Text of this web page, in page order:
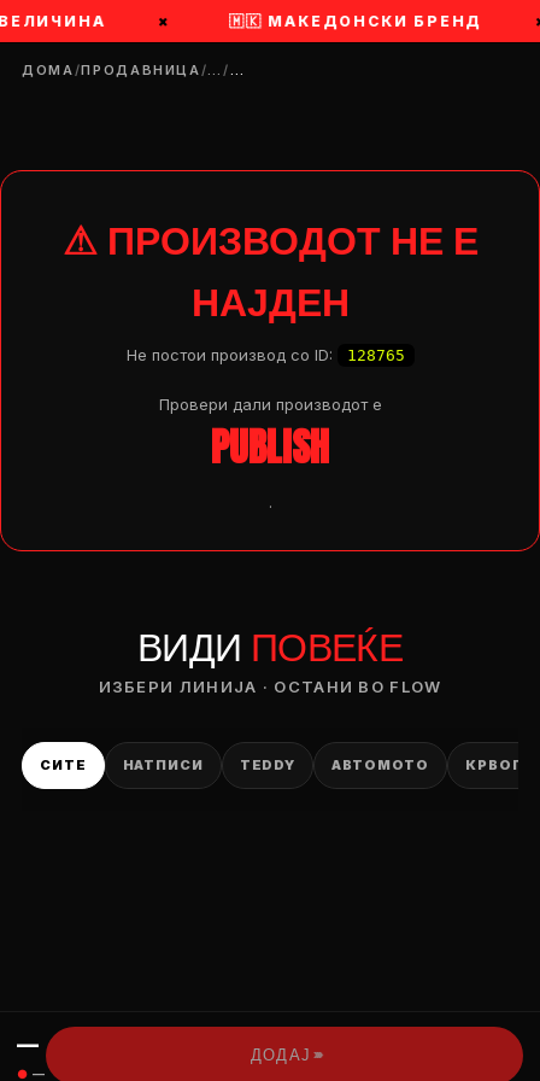
× 🇲🇰 МАКЕДОНСКИ БРЕНД
ДОМА/ПРОДАВНИЦА/…/…
⚠ ПРОИЗВОДОТ НЕ Е
НАЈДЕН
Не постои производ со ID: 128765
Провери дали производот e
PUBLISH
.
ВИДИ ПОВЕЌЕ
ИЗБЕРИ ЛИНИЈА · ОСТАНИ ВО FLOW
СИТЕ НАТПИСИ TEDDY АВТОМОТО
—
● —
ДОДАЈ ›››